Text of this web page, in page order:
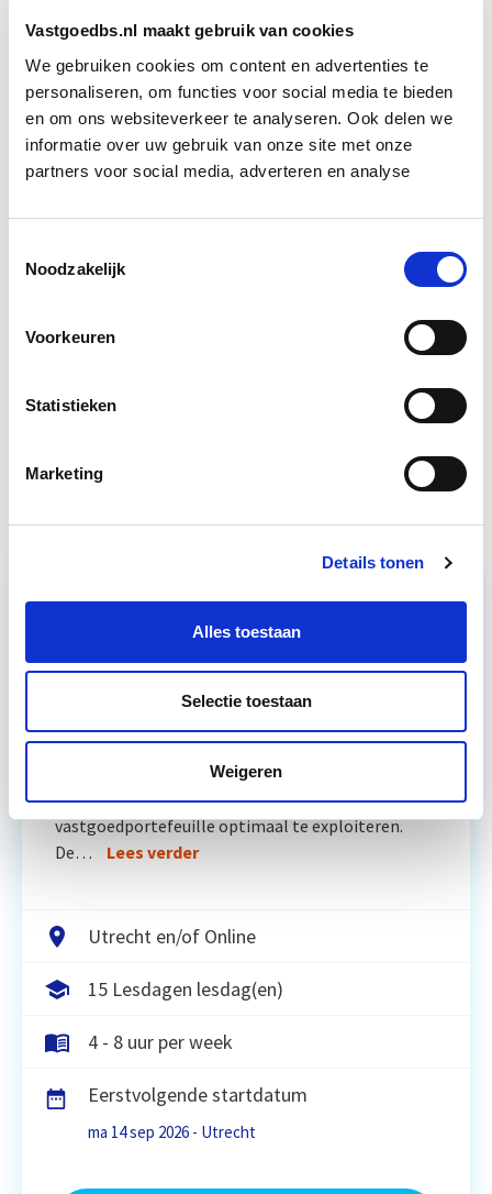
Vastgoedbs.nl maakt gebruik van cookies
We gebruiken cookies om content en advertenties te
personaliseren, om functies voor social media te bieden
en om ons websiteverkeer te analyseren. Ook delen we
informatie over uw gebruik van onze site met onze
partners voor social media, adverteren en analyse
Noodzakelijk
Voorkeuren
Statistieken
Marketing
Details tonen
Alles toestaan
Selectie toestaan
Weigeren
maken en te houden voor onze inwoners kunnen we er
een welvarende stad van maken, aldus Julius
Lindenbergh.
Bron: Het Financieele Dagblad
Boeiend verhaal? Duik dan eens
Projectontwikkeling
Circulair Bouwen Start do 24 sep
Relevant bij dit artikel
Vastgoedmanagement
De opleiding Vastgoedmanagement biedt een
helder, integraal denk- en werkmodel om op
strategisch en tactisch niveau jouw
vastgoedportefeuille optimaal te exploiteren.
De…
Lees verder
Utrecht en/of Online
15 Lesdagen lesdag(en)
4 - 8 uur per week
Eerstvolgende startdatum
ma 14 sep 2026 - Utrecht